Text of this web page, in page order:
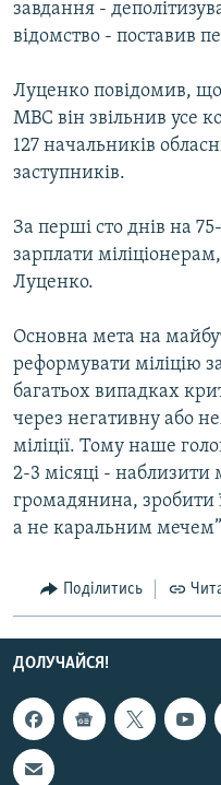
РУС
КТАТ
ДОЛУЧАЙСЯ!
завдання -
відомство - поставив
Луценко повідомив, що
МВС він звільнив усе
127 начальників
заступників.
За перші сто днів на
зарплати
Луценко.
Основна мета на
реформувати міліцію
багатьох випадках
через негативну або
міліції. Тому наше
2-3 місяці - наблизити
громадянина, зробити
а не каральним
Поділитись
ДОЛУЧАЙСЯ!